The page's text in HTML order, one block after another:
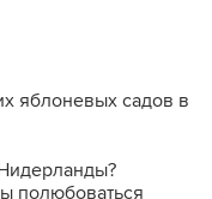
яблоневых садов в
полюбоваться